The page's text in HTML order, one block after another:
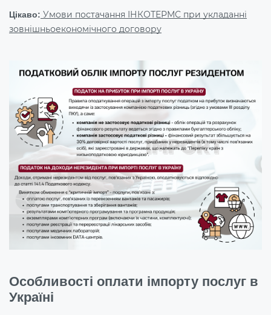
Цікаво: Умови постачання ІНКОТЕРМС при укладанні
зовнішньоекономічного договору
Особливості оплати імпорту послуг в
Україні